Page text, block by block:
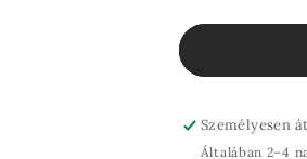
Személyesen
Általában 2–4